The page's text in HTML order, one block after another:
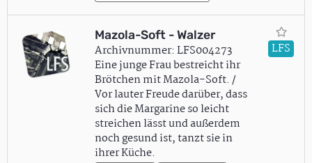
Mazola-Soft - Walzer
Archivnummer: LFS004273
Eine junge Frau bestreicht ihr
Brötchen mit Mazola-Soft. /
Vor lauter Freude darüber, dass
sich die Margarine so leicht
streichen lässt und außerdem
noch gesund ist, tanzt sie in
ihrer Küche.
LFS